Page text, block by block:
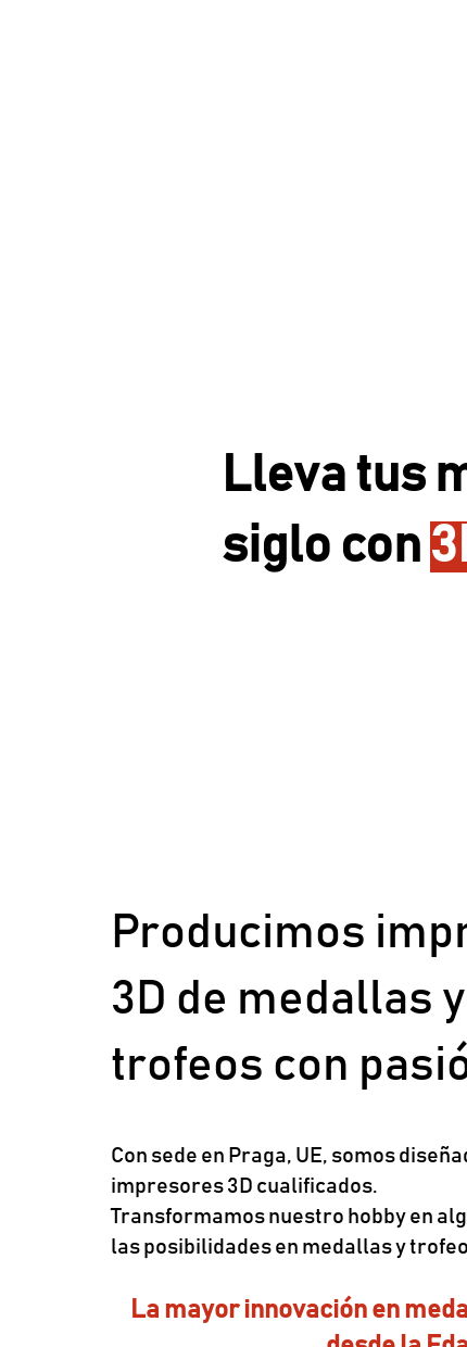
Lleva tus
siglo con
Producimos
3D de medallas y
trofeos con
Con sede en Praga, UE, somos
impresores 3D cualificados.
Transformamos nuestro hobby en
las posibilidades en medallas y
La mayor innovación en